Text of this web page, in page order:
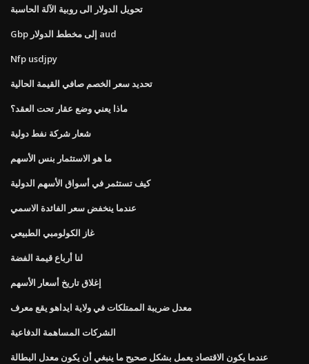
تحويل الدولار الى روبية الآلة الحاسبة
Gbp إلى مخطط الدولار aud
Nfp usdjpy
تحديد سعر الخصم صافي القيمة الحالية
ماذا يعني وضع عقار تحت العقد؟
شعار شركة نفط دولية
ما هو الاستثمار بنس الأسهم
كيف تستثمر في أسواق الأسهم الدولية
عندما ينخفض ​​سعر الفائدة الاسمي
غاز الكولومبي الطبيعي
لنا أرباع قيمة الفضة
إغلاق تاريخ أسعار الأسهم
معدل ضريبة الممتلكات في ولاية ايداهو يقع معرف
الشركات المساهمة الدفاعية
عندما يكون الاقتصاد يعمل بشكل صحيح ما ينبغي أن يكون معدل البطالة